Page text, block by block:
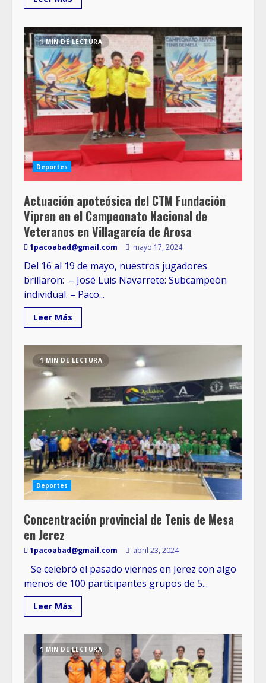
1 MIN DE LECTURA
Deportes
Actuación apoteósica del CTM Fundación
Vipren en el Campeonato Nacional de
Veteranos en Villagarcía de Arosa
1pacoabad@gmail.com mayo 17, 2024
Del 16 al 19 de mayo, nuestros jugadores
brillaron: – José Luis Navarrete: Subcampeón
individual. – Paco...
Leer Más
1 MIN DE LECTURA
Deportes
Concentración provincial de Tenis de Mesa
en Jerez
1pacoabad@gmail.com abril 23, 2024
Se celebró el pasado viernes en Jerez con algo
menos de 100 participantes grupos de 5...
Leer Más
1 MIN DE LECTURA